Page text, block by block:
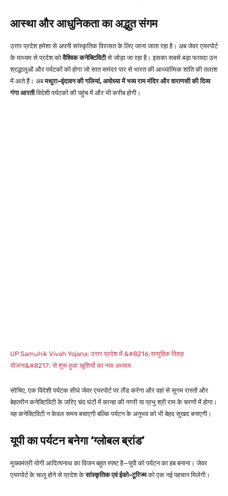
आस्था और आधुनिकता का अद्भुत संगम
उत्तर प्रदेश हमेशा से अपनी सांस्कृतिक विरासत के लिए जाना जाता रहा है। अब जेवर एयरपोर्ट
के माध्यम से प्रदेश कोवैश्विक कनेक्टिविटीसे जोड़ा जा रहा है। इसका सबसे बड़ा फायदा उन
श्रद्धालुओं और पर्यटकों को होगा जो सात समंदर पार से भारत की आध्यात्मिक शांति की तलाश
में आते हैं। अबमथुरा-वृंदावन की गलियां, अयोध्या में भव्य राम मंदिर और वाराणसी की दिव्य
गंगा आरतीविदेशी पर्यटकों की पहुंच में और भी करीब होगी।
UP Samuhik Vivah Yojana: उत्तर प्रदेश में &#8216;सामूहिक विवाह
योजना&#8217; से शुरू हुआ खुशियों का नया अध्याय
सोचिए, एक विदेशी पर्यटक सीधे जेवर एयरपोर्ट पर लैंड करेगा और वहां से सुगम रास्तों और
बेहतरीन कनेक्टिविटी के जरिए चंद घंटों में कान्हा की नगरी या प्रभु श्री राम के चरणों में होगा।
यह कनेक्टिविटी न केवल समय बचाएगी बल्कि पर्यटन के अनुभव को भी बेहद सुखद बनाएगी।
यूपी का पर्यटन बनेगा ‘ग्लोबल ब्रांड’
मुख्यमंत्री योगी आदित्यनाथ का विजन बहुत स्पष्ट है—यूपी को पर्यटन का हब बनाना। जेवर
एयरपोर्ट के चालू होने से प्रदेश केसांस्कृतिक एवं ईको-टूरिज्मको एक नई पहचान मिलेगी।